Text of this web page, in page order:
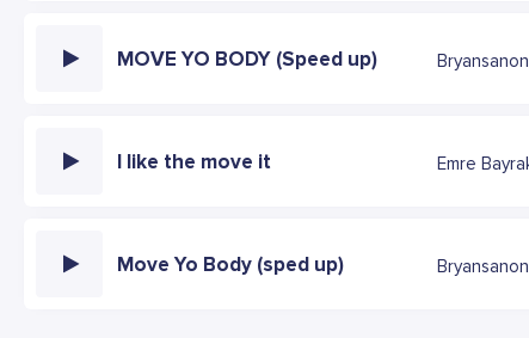
MOVE YO BODY (Speed up) Bryansanon
I like the move it Emre
Move Yo Body (sped up) Bryansanon